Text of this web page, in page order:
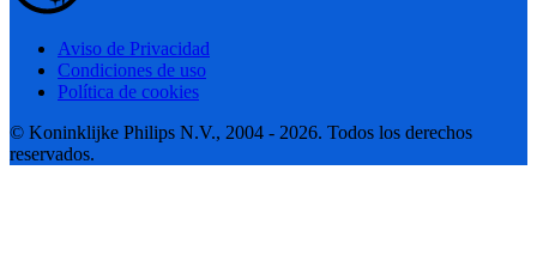
Aviso de Privacidad
Condiciones de uso
Política de cookies
© Koninklijke Philips N.V., 2004 - 2026. Todos los derechos
reservados.